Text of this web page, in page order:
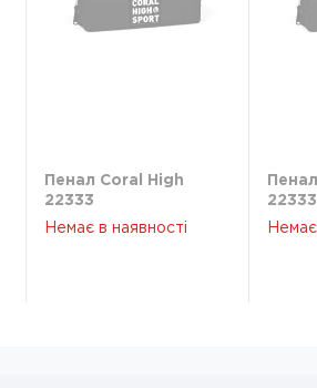
Пенал Coral High
22333
Немає в наявності
22333
Немає